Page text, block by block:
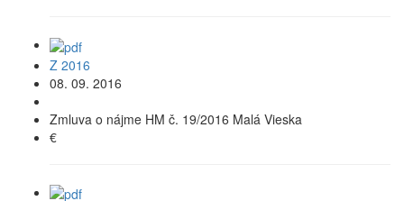
Z 2016
08. 09. 2016
Zmluva o nájme HM č. 19/2016 Malá Vieska
€